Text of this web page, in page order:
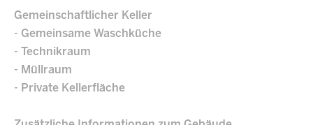
Gemeinschaftlicher Keller
- Gemeinsame Waschküche
- Technikraum
- Müllraum
- Private Kellerfläche